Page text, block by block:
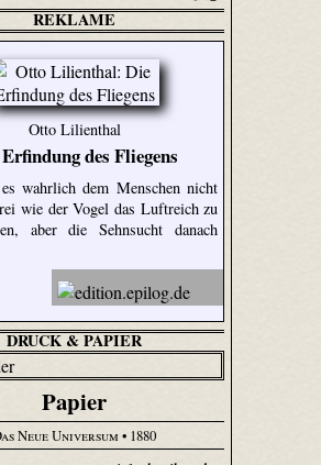
REKLAME
Otto Lilienthal
des Fliegens
wahrlich dem Menschen nicht
wie der Vogel das Luftreich zu
aber die Sehnsucht danach
DRUCK & PAPIER
Papier
Neue Universum • 1880